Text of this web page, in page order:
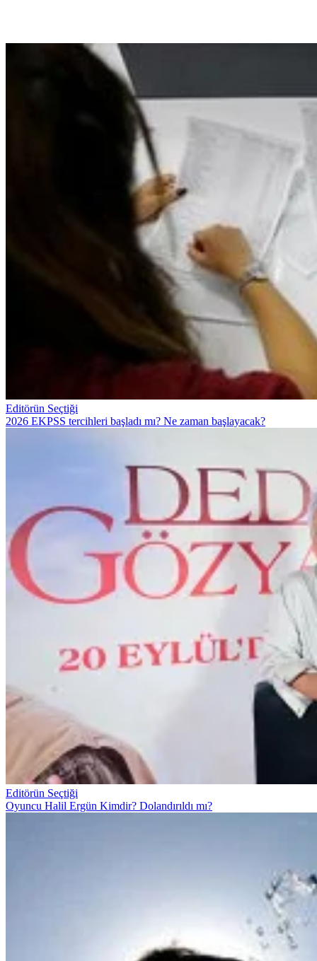
Editörün Seçtiği
2026 EKPSS tercihleri başladı mı? Ne zaman başlayacak?
Editörün Seçtiği
Oyuncu Halil Ergün Kimdir? Dolandırıldı mı?